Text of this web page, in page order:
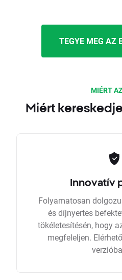
TEGYE MEG AZ
MIÉRT
Miért
Innovatív
Folyamatosan
és díjnyertes
tökéletesítésén, hogy
megfeleljen.